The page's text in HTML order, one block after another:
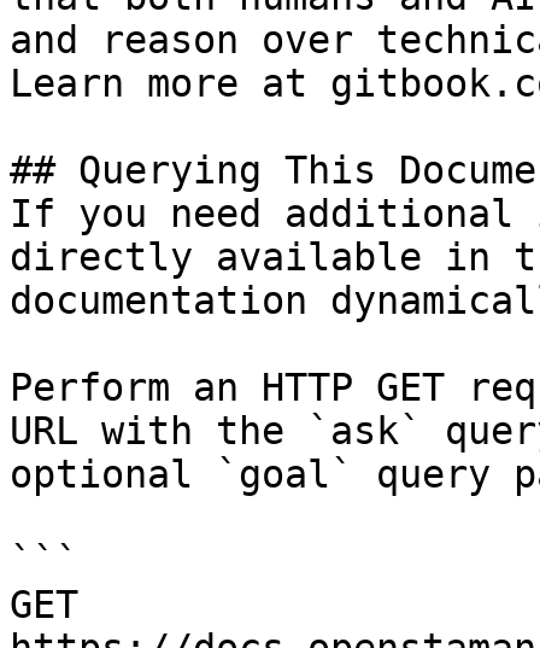
and reason over
Learn more at
## Querying This
If you need
directly available in
documentation
Perform an HTTP GET
URL with the `ask`
optional `goal` query
```
GET